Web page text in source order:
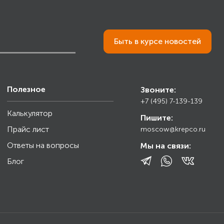
Быть в курсе новостей
Полезное
Калькулятор
Прайс лист
Ответы на вопросы
Блог
Звоните:
+7 (495) 7-139-139
Пишите:
moscow@krepco.ru
Мы на связи: